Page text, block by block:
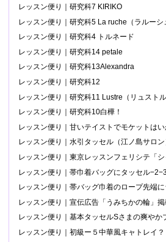
レッスン便り｜研究科7 KIRIKO
レッスン便り｜研究科5 La ruche（ラルーシ
レッスン便り｜研究科4 トルネード
レッスン便り｜研究科14 petale
レッスン便り｜研究科13Alexandra
レッスン便り｜研究科12
レッスン便り｜研究科11 Lustre（リュストル
レッスン便り｜研究科10白樺！
レッスン便り｜甘いテイストでモケットは
レッスン便り｜水引タッセル（江ノ島サロン
レッスン便り｜東京レッスンフェリシテ「シ
レッスン便り｜帯巾着バッグにタッセル
レッスン便り｜帯バッグ巾着のロープ先端に
レッスン便り｜宣伝広告「うみちかの輪」掲
レッスン便り｜基本タッセルSさまの爽やか
レッスン便り｜初級ー５中華風キャトレイ？